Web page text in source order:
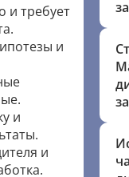
и требует
и
и
и